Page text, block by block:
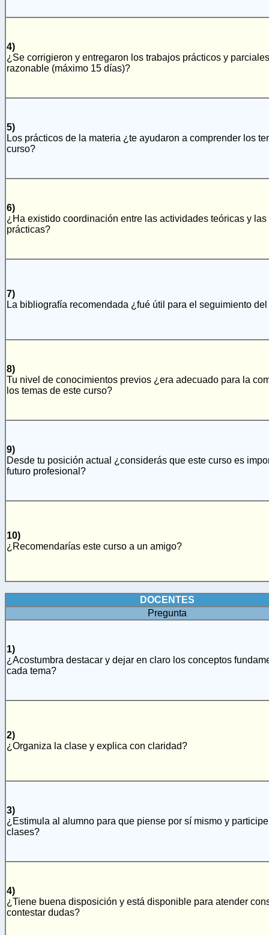
4)
¿Se corrigieron y entregaron los trabajos prácticos y
razonable (máximo 15 días)?
5)
Los prácticos de la materia ¿te ayudaron a comprender los
curso?
6)
¿Ha existido coordinación entre las actividades teóricas y
prácticas?
7)
La bibliografía recomendada ¿fué útil para el seguimiento
8)
Tu nivel de conocimientos previos ¿era adecuado para la
los temas de este curso?
9)
Desde tu posición actual ¿considerás que este curso es
futuro profesional?
10)
¿Recomendarías este curso a un amigo?
DOCENTES
Pregunta
1)
¿Acostumbra destacar y dejar en claro los conceptos
cada tema?
2)
¿Organiza la clase y explica con claridad?
3)
¿Estimula al alumno para que piense por sí mismo y
clases?
4)
¿Tiene buena disposición y está disponible para atender
contestar dudas?